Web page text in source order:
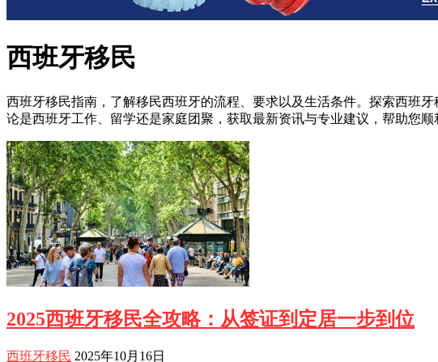
西班牙移民
西班牙移民指南，了解移民西班牙的流程、要求以及生活条件。探索西班
论是西班牙工作、留学还是家庭团聚，获取最新资讯与专业建议，帮助您顺
2025西班牙移民全攻略：从签证到定居一步到位
西班牙移民 2025年10月16日